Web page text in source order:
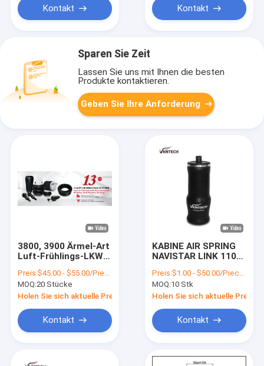
Kontakt Kontakt
Sparen Sie Zeit
Lassen Sie uns mit Ihnen die besten
Produkte kontaktieren.
Geben Sie Ihre Anforderung
3800, 3900 Ärmel-Art
Luft-Frühlings-LKW-
Bus-Kabinen-Luft-
Frühlinge Prostar
977C95
Preis:$45.00 - $55.00/Pieces
MOQ:20 Stücke
Holen Sie sich aktuelle Preis
Kontakt
KABINE AIR SPRING
NAVISTAR LINK 1101-
1102-0076 Firestone
W02-358-7084
Goodyear 1S5-038
durch VKNTECH
1S7081 ersetzt
Preis:$1.00 - $50.00/Pieces
MOQ:10 Stk
Holen Sie sich aktuelle Preis
Kontakt